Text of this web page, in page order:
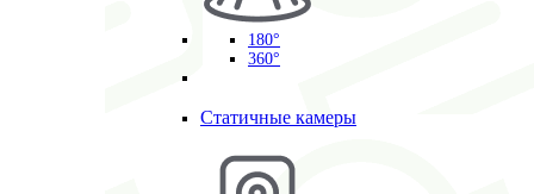
180°
360°
Статичные камеры